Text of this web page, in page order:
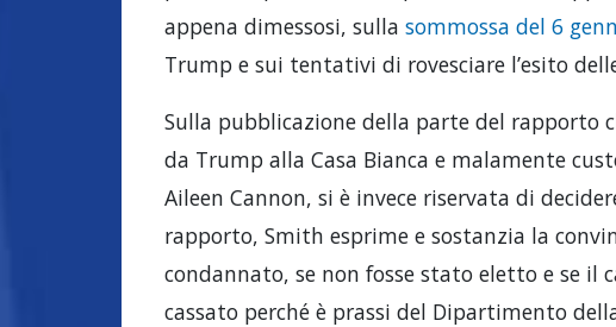
appena dimessosi, sulla sommossa del 6
Trump e sui tentativi di rovesciare l’esito
Sulla pubblicazione della parte del
da Trump alla Casa Bianca e malamente
Aileen Cannon, si è invece riservata di
rapporto, Smith esprime e sostanzia la
condannato, se non fosse stato eletto e se il
cassato perché è prassi del Dipartimento